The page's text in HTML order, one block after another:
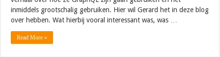
inmiddels grootschalig gebruiken. Hier wil Gerard het in deze blog
over hebben. Wat hierbij vooral interessant was, was …
Read More »